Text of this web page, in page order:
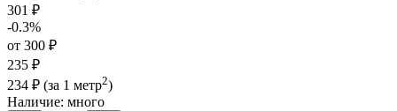
301 ₽
-0.3%
от 300 ₽
235 ₽
234 ₽ (за 1 метр2)
Наличие: много